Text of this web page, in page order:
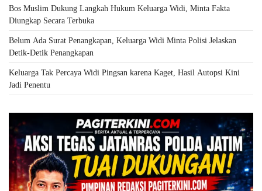
Bos Muslim Dukung Langkah Hukum Keluarga Widi, Minta Fakta
Diungkap Secara Terbuka
Belum Ada Surat Penangkapan, Keluarga Widi Minta Polisi Jelaskan
Detik-Detik Penangkapan
Keluarga Tak Percaya Widi Pingsan karena Kaget, Hasil Autopsi Kini
Jadi Penentu